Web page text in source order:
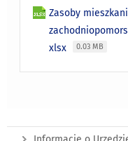
Zasoby
xlsx
0.03 MB